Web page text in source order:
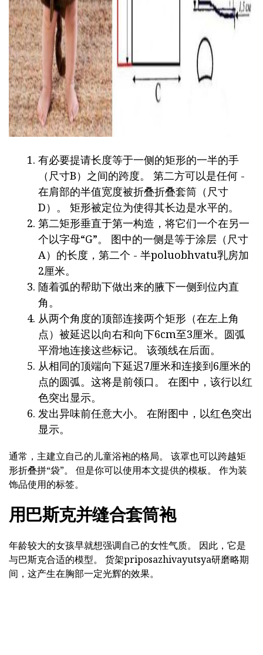
有必要提请长度等于一侧的矩形的一半的手
（尺寸B）之间的跨度。 第二方可以是任何 -
在肩部的半值宽度被折叠折叠套筒（尺寸
D）。 矩形被定位为使得其长边是水平的。
第二矩形垂直于第一构造，将它们一个在另一
个以字母“G”。 图中的一侧是等于涂层（尺寸
A）的长度，第二个 - 半poluobhvatu乳房加
2厘米。
随着弧的帮助下做出来的腋下一侧到位内直
角。
从两个角度的顶部连接两个矩形（在左上角
点）被延迟以向右和向下6cm至3厘米。圆弧
平滑地连接这些标记。 该颈线在后面。
从相同的顶端向下延迟7厘米和连接到6厘米的
点的圆弧。这将是前领口。 在图中，该行以红
色突出显示。
发出异味前任意大小。 在附图中，以红色突出
显示。
通常，主建立自己的儿童浴袍的格局。 该罩也可以跨越矩
形折叠拼“袋”。 但是你可以使用本文提供的模板。 作为装
饰品使用的标签。
用巴斯克并缝合套筒袍
年龄较大的女孩早就想强调自己的女性气质。 因此，它是
与巴斯克合适的模型。 货架priposazhivayutsya研磨略期
间，这产生在胸部一定光辉的效果。